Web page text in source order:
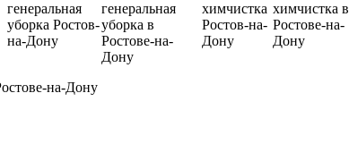
генеральная
уборка Ростов-
на-Дону
генеральная
уборка в
Ростове-на-
Дону
химчистка
Ростов-на-
Дону
химчистка в
Ростове-на-
Дону
на-Дону